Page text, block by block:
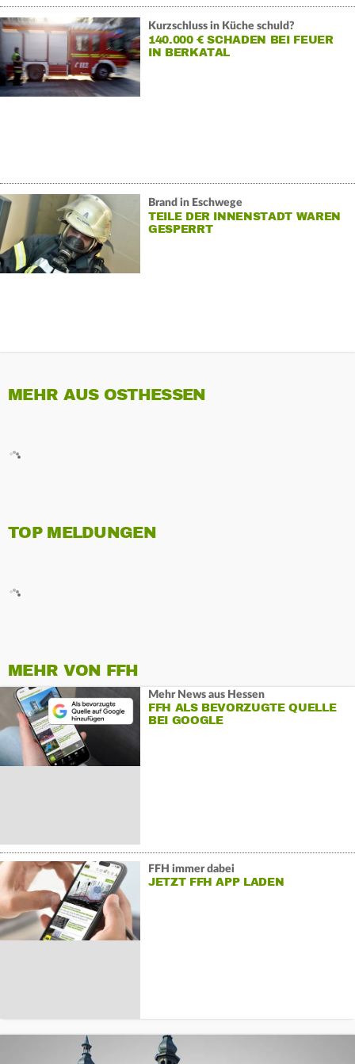
Kurzschluss in Küche schuld?
140.000 € SCHADEN BEI FEUER
IN BERKATAL
Brand in Eschwege
TEILE DER INNENSTADT WAREN
GESPERRT
MEHR AUS OSTHESSEN
TOP MELDUNGEN
MEHR VON FFH
Mehr News aus Hessen
FFH ALS BEVORZUGTE QUELLE
BEI GOOGLE
FFH immer dabei
JETZT FFH APP LADEN